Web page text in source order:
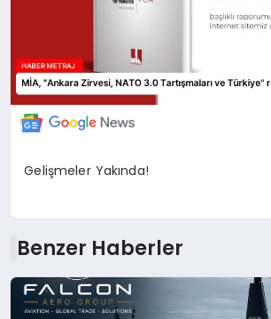
Gelişmeler Yakında!
Benzer Haberler